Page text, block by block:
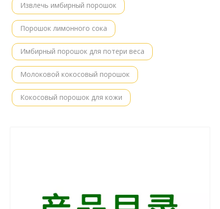
Извлечь имбирный порошок
Порошок лимонного сока
Имбирный порошок для потери веса
Молоковой кокосовый порошок
Кокосовый порошок для кожи